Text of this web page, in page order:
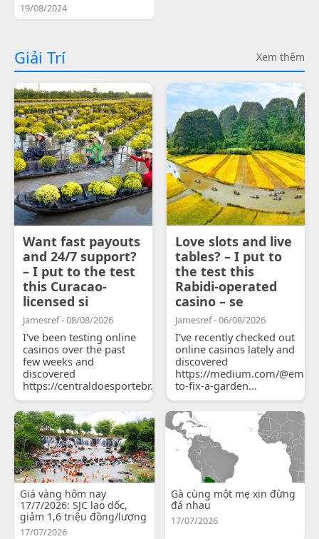
19/08/2024
Giải Trí Xem thêm
Want fast payouts
and 24/7 support?
– I put to the test
this Curacao-
licensed si
Jamesref - 08/08/2026
I've been testing online
casinos over the past
few weeks and
discovered
https://centraldoesportebr.substack.com/p/cucure...
Love slots and live
tables? – I put to
the test this
Rabidi-operated
casino – se
Jamesref - 06/08/2026
I've recently checked out
online casinos lately and
discovered
https://medium.com/
to-fix-a-garden...
Giá vàng hôm nay
17/7/2026: SJC lao dốc,
giảm 1,6 triệu đồng/lượng
17/07/2026
Gà cùng một mẹ xin đừng
đá nhau
17/07/2026